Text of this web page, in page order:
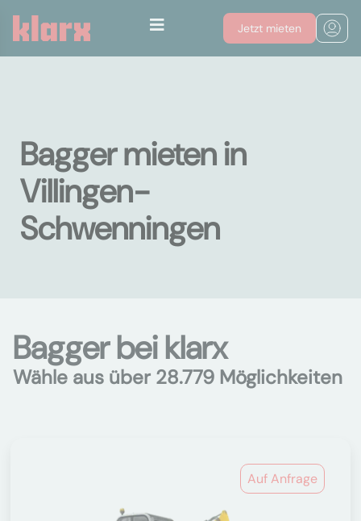
Jetzt mieten
Bagger mieten in
Villingen-
Schwenningen
Bagger bei klarx
Wähle aus über 28.779 Möglichkeiten
Auf Anfrage